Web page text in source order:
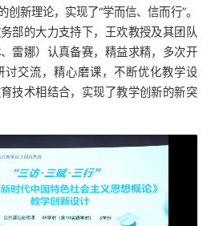
新理论，实现了“学而信、信而行”。
部的大力支持下，王欢教授及其团队
雷娜）认真备赛，精益求精，多次开
讨交流，精心磨课，不断优化教学设
技术相结合，实现了教学创新的新突